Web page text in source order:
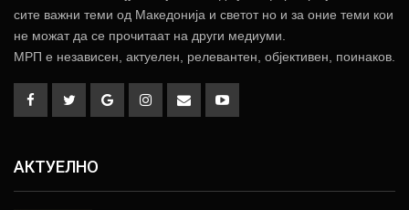
сите важни теми од Македонија и светот но и за оние теми кои
не можат да се прочитаат на други медиуми.
МРП е независен, актуелен, релевантен, објективен, поинаков.
АКТУЕЛНО